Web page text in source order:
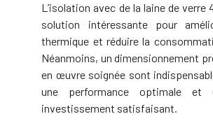
L’isolation avec de la laine de verre
solution intéressante pour
thermique et réduire la
Néanmoins, un dimensionnement
en œuvre soignée sont
une performance optimale
investissement satisfaisant.